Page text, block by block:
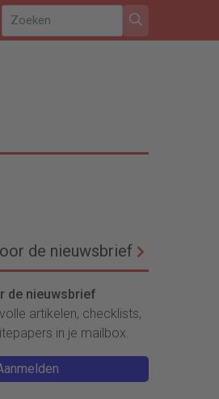
de nieuwsbrief
de nieuwsbrief
artikelen, checklists,
in je mailbox.